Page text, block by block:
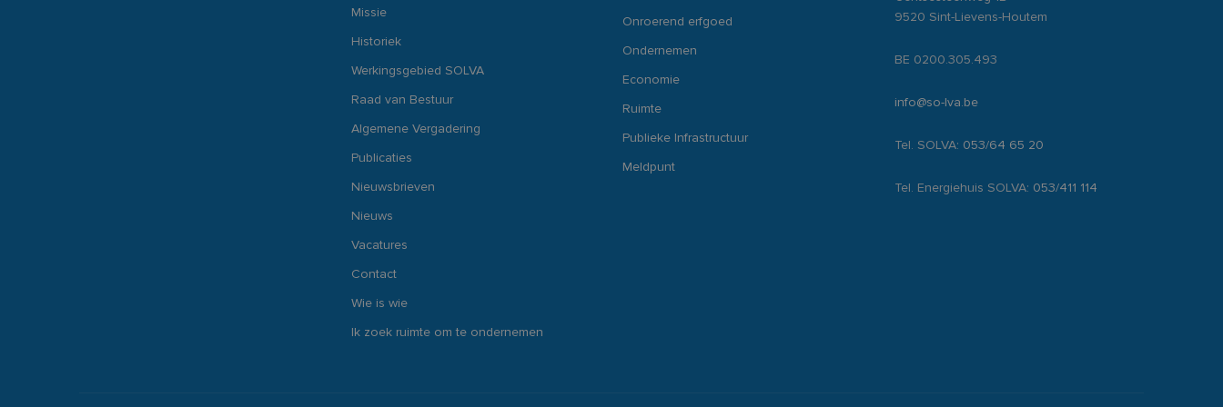
Missie
Historiek
Werkingsgebied SOLVA
Raad van Bestuur
Algemene Vergadering
Publicaties
Nieuwsbrieven
Nieuws
Vacatures
Contact
Wie is wie
Ik zoek ruimte om te ondernemen
Onroerend erfgoed
Ondernemen
Economie
Ruimte
Publieke Infrastructuur
Meldpunt
9520 Sint-Lievens-Houtem
BE 0200.305.493
info@so-lva.be
Tel. SOLVA: 053/64 65 20
Tel. Energiehuis SOLVA: 053/411 114